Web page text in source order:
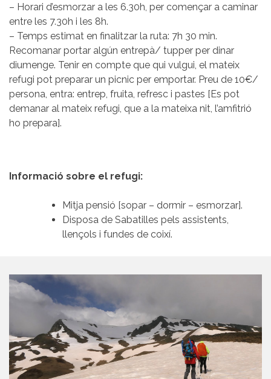
– Horari d’esmorzar a les 6.30h, per començar a caminar
entre les 7.30h i les 8h.
– Temps estimat en finalitzar la ruta: 7h 30 min.
Recomanar portar algún entrepà/ tupper per dinar
diumenge. Tenir en compte que qui vulgui, el mateix
refugi pot preparar un picnic per emportar. Preu de 10€/
persona, entra: entrep, fruita, refresc i pastes [Es pot
demanar al mateix refugi, que a la mateixa nit, l’amfitrió
ho prepara].
Informació sobre el refugi:
Mitja pensió [sopar – dormir – esmorzar].
Disposa de Sabatilles pels assistents,
llençols i fundes de coixí.